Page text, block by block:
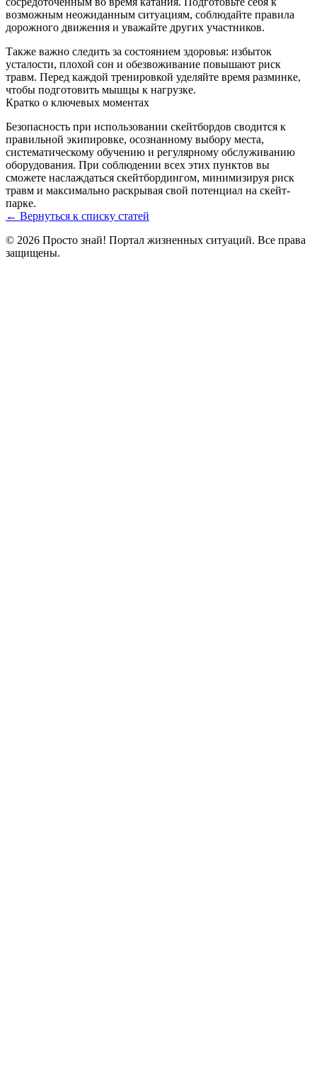
возможным неожиданным ситуациям, соблюдайте правила
дорожного движения и уважайте других участников.
Также важно следить за состоянием здоровья: избыток
усталости, плохой сон и обезвоживание повышают риск
травм. Перед каждой тренировкой уделяйте время разминке,
чтобы подготовить мышцы к нагрузке.
Кратко о ключевых моментах
Безопасность при использовании скейтбордов сводится к
правильной экипировке, осознанному выбору места,
систематическому обучению и регулярному обслуживанию
оборудования. При соблюдении всех этих пунктов вы
сможете наслаждаться скейтбордингом, минимизируя риск
травм и максимально раскрывая свой потенциал на скейт-
парке.
← Вернуться к списку статей
© 2026 Просто знай! Портал жизненных ситуаций. Все права
защищены.